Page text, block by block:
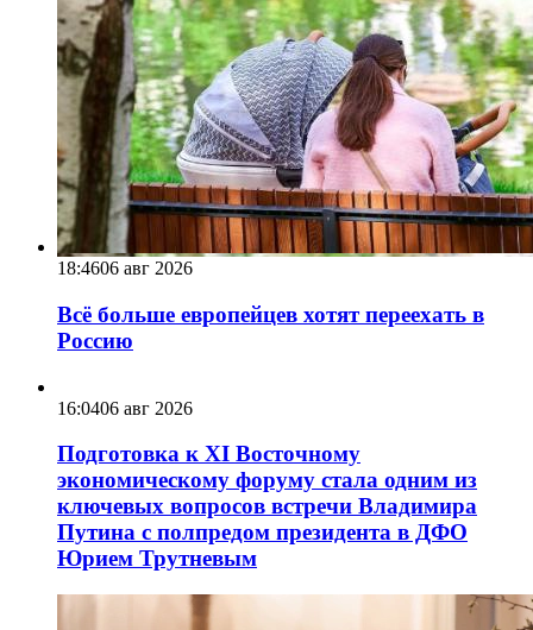
18:4606 авг 2026
Всё больше европейцев хотят переехать в
Россию
16:0406 авг 2026
Подготовка к XI Восточному
экономическому форуму стала одним из
ключевых вопросов встречи Владимира
Путина с полпредом президента в ДФО
Юрием Трутневым